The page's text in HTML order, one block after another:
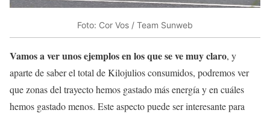
Foto: Cor Vos / Team Sunweb
Vamos a ver unos ejemplos en los que se ve muy claro, y
aparte de saber el total de Kilojulios consumidos, podremos ver
que zonas del trayecto hemos gastado más energía y en cuáles
hemos gastado menos. Este aspecto puede ser interesante para